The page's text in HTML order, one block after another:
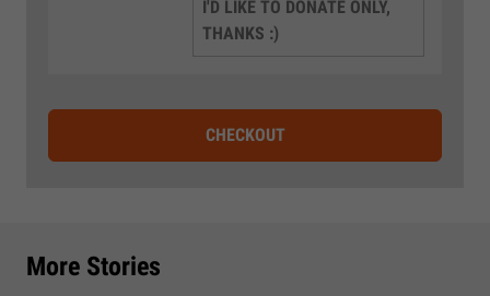
I'D LIKE TO DONATE ONLY,
THANKS :)
CHECKOUT
More Stories